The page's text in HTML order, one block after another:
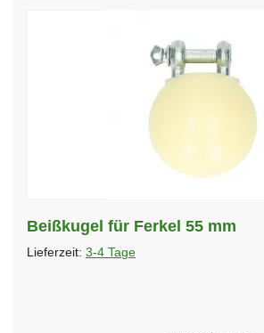
Beißkugel für Ferkel 55 mm
Lieferzeit: 3-4 Tage